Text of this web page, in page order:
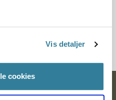
Vis detaljer
cookies